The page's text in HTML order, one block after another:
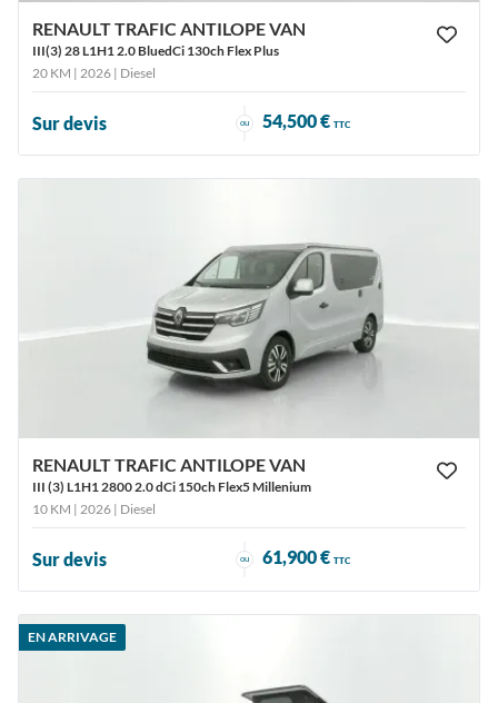
RENAULT TRAFIC ANTILOPE VAN
III(3) 28 L1H1 2.0 BluedCi 130ch Flex Plus
20 KM | 2026 | Diesel
Sur devis ou 54,500 € TTC
RENAULT TRAFIC ANTILOPE VAN
III (3) L1H1 2800 2.0 dCi 150ch Flex5 Millenium
10 KM | 2026 | Diesel
Sur devis ou 61,900 € TTC
EN ARRIVAGE